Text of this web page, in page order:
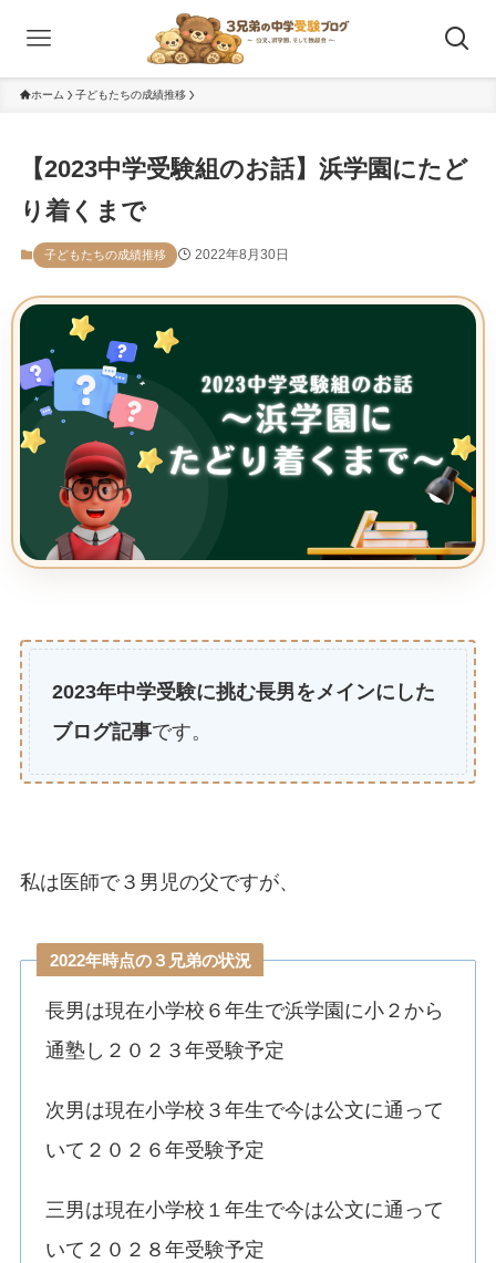
ホーム 子どもたちの成績推移
【2023中学受験組のお話】浜学園にたど
り着くまで
子どもたちの成績推移 2022年8月30日
2023年中学受験に挑む長男をメインにした
ブログ記事です。
私は医師で３男児の父ですが、
2022年時点の３兄弟の状況
長男は現在小学校６年生で浜学園に小２から
通塾し２０２３年受験予定
次男は現在小学校３年生で今は公文に通って
いて２０２６年受験予定
三男は現在小学校１年生で今は公文に通って
いて２０２８年受験予定